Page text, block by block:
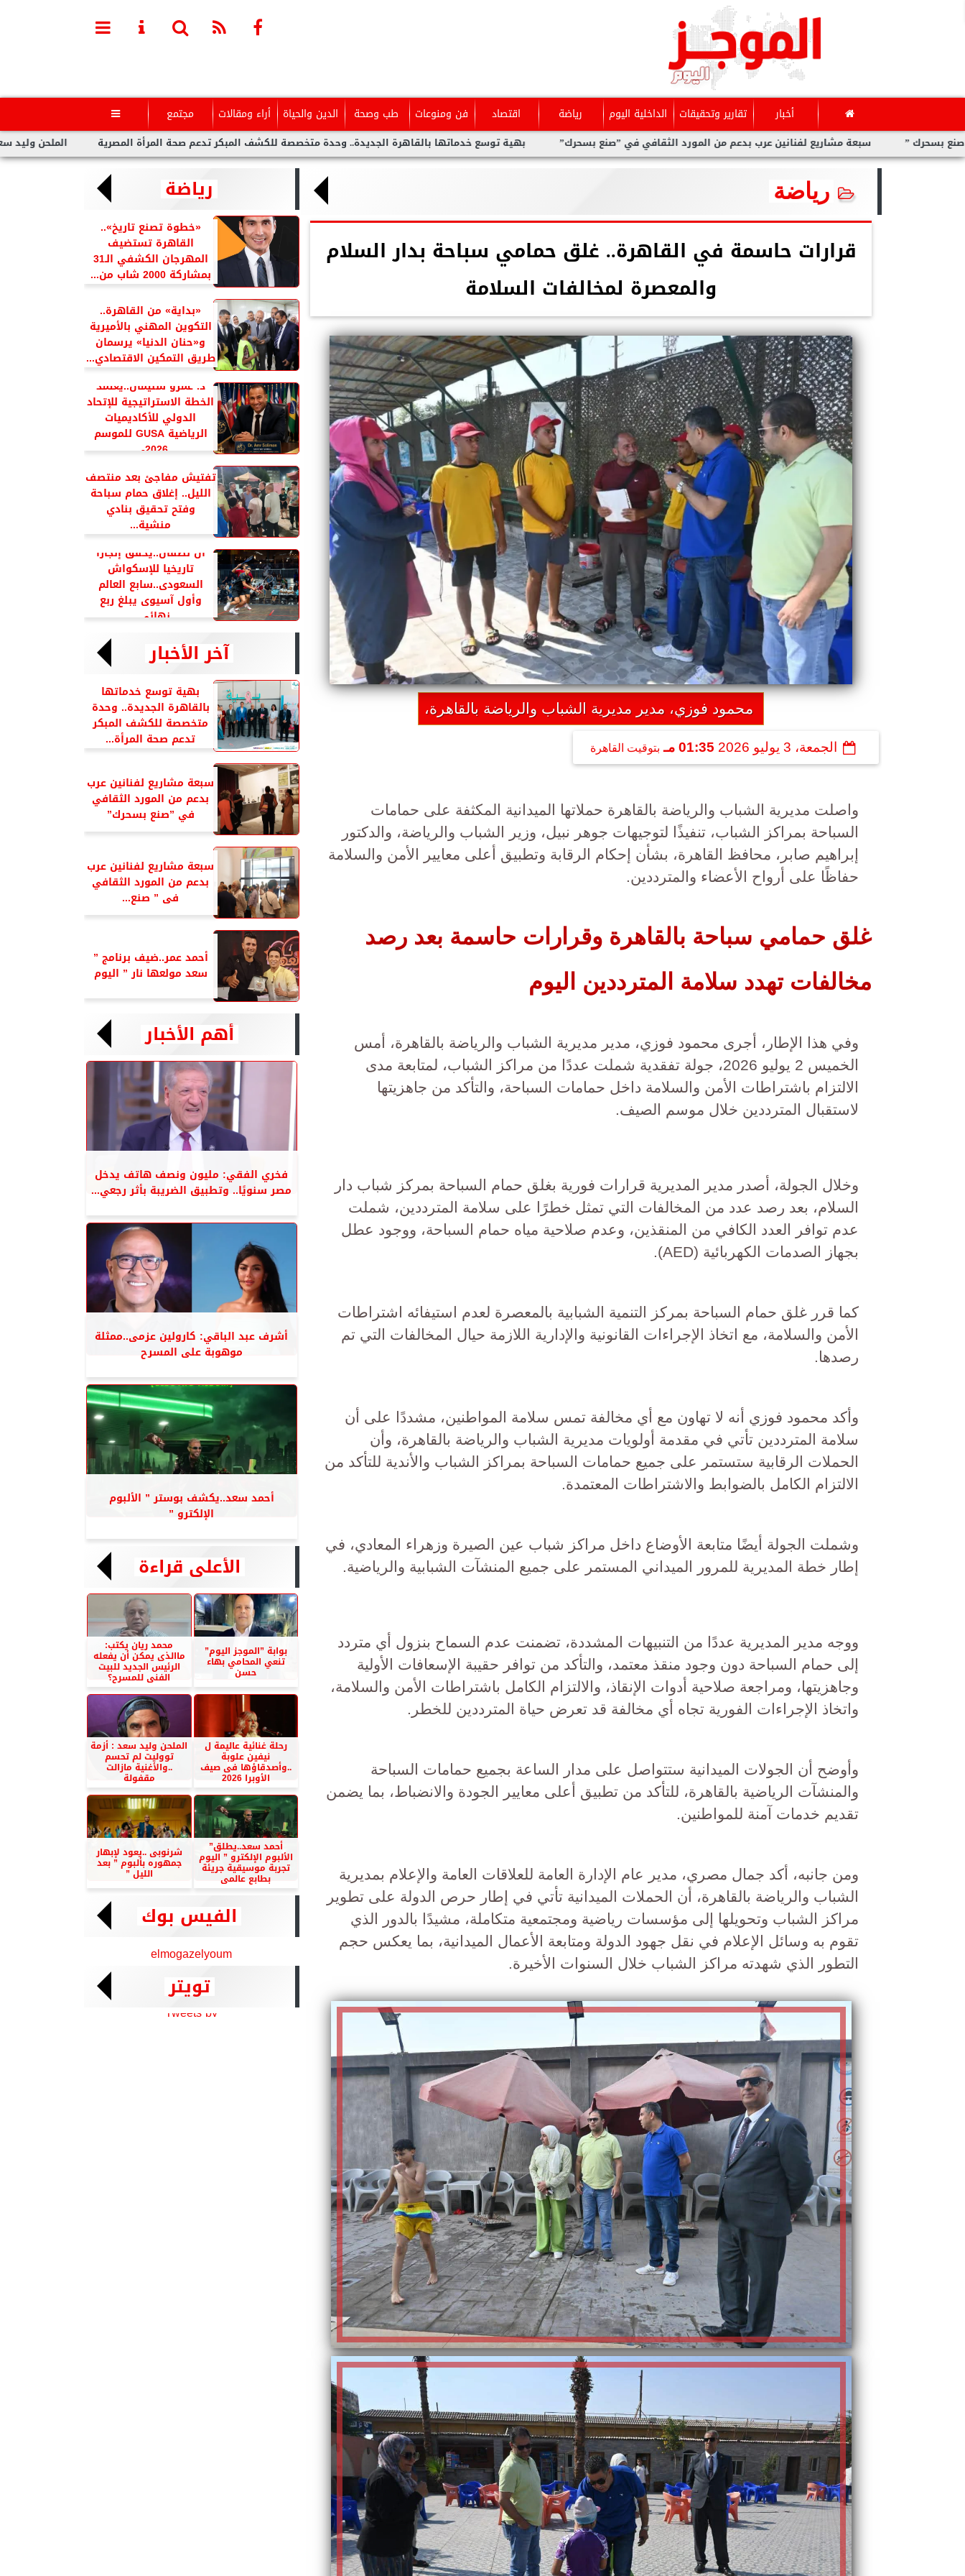
أخبار تقارير وتحقيقات الداخلية اليوم رياضة اقتصاد فن ومنوعات طب وصحة الدين والحياة أراء ومقالات مجتمع 
الملحن وليد سعد : أزمة بهية توسع خدماتها بالقاهرة الجديدة.. وحدة متخصصة للكشف المبكر تدعم صحة المرأة المصرية سبعة مشاريع لفنانين عرب بدعم من المورد الثقافي في ”صنع بسحرك”
رياضة
قرارات حاسمة في القاهرة.. غلق حمامي سباحة بدار السلام
والمعصرة لمخالفات السلامة
محمود فوزي، مدير مديرية الشباب والرياضة بالقاهرة،
الجمعة، 3 يوليو 2026 01:35 مـ بتوقيت القاهرة
واصلت مديرية الشباب والرياضة بالقاهرة حملاتها الميدانية المكثفة على حمامات
السباحة بمراكز الشباب، تنفيذًا لتوجيهات جوهر نبيل، وزير الشباب والرياضة، والدكتور
إبراهيم صابر، محافظ القاهرة، بشأن إحكام الرقابة وتطبيق أعلى معايير الأمن والسلامة
حفاظًا على أرواح الأعضاء والمترددين.
غلق حمامي سباحة بالقاهرة وقرارات حاسمة بعد رصد
مخالفات تهدد سلامة المترددين اليوم
وفي هذا الإطار، أجرى محمود فوزي، مدير مديرية الشباب والرياضة بالقاهرة، أمس
الخميس 2 يوليو 2026، جولة تفقدية شملت عددًا من مراكز الشباب، لمتابعة مدى
الالتزام باشتراطات الأمن والسلامة داخل حمامات السباحة، والتأكد من جاهزيتها
لاستقبال المترددين خلال موسم الصيف.
وخلال الجولة، أصدر مدير المديرية قرارات فورية بغلق حمام السباحة بمركز شباب دار
السلام، بعد رصد عدد من المخالفات التي تمثل خطرًا على سلامة المترددين، شملت
عدم توافر العدد الكافي من المنقذين، وعدم صلاحية مياه حمام السباحة، ووجود عطل
بجهاز الصدمات الكهربائية (AED).
كما قرر غلق حمام السباحة بمركز التنمية الشبابية بالمعصرة لعدم استيفائه اشتراطات
الأمن والسلامة، مع اتخاذ الإجراءات القانونية والإدارية اللازمة حيال المخالفات التي تم
رصدها.
وأكد محمود فوزي أنه لا تهاون مع أي مخالفة تمس سلامة المواطنين، مشددًا على أن
سلامة المترددين تأتي في مقدمة أولويات مديرية الشباب والرياضة بالقاهرة، وأن
الحملات الرقابية ستستمر على جميع حمامات السباحة بمراكز الشباب والأندية للتأكد من
الالتزام الكامل بالضوابط والاشتراطات المعتمدة.
وشملت الجولة أيضًا متابعة الأوضاع داخل مراكز شباب عين الصيرة وزهراء المعادي، في
إطار خطة المديرية للمرور الميداني المستمر على جميع المنشآت الشبابية والرياضية.
ووجه مدير المديرية عددًا من التنبيهات المشددة، تضمنت عدم السماح بنزول أي متردد
إلى حمام السباحة دون وجود منقذ معتمد، والتأكد من توافر حقيبة الإسعافات الأولية
وجاهزيتها، ومراجعة صلاحية أدوات الإنقاذ، والالتزام الكامل باشتراطات الأمن والسلامة،
واتخاذ الإجراءات الفورية تجاه أي مخالفة قد تعرض حياة المترددين للخطر.
وأوضح أن الجولات الميدانية ستتواصل على مدار الساعة بجميع حمامات السباحة
والمنشآت الرياضية بالقاهرة، للتأكد من تطبيق أعلى معايير الجودة والانضباط، بما يضمن
تقديم خدمات آمنة للمواطنين.
ومن جانبه، أكد جمال مصري، مدير عام الإدارة العامة للعلاقات العامة والإعلام بمديرية
الشباب والرياضة بالقاهرة، أن الحملات الميدانية تأتي في إطار حرص الدولة على تطوير
مراكز الشباب وتحويلها إلى مؤسسات رياضية ومجتمعية متكاملة، مشيدًا بالدور الذي
تقوم به وسائل الإعلام في نقل جهود الدولة ومتابعة الأعمال الميدانية، بما يعكس حجم
التطور الذي شهدته مراكز الشباب خلال السنوات الأخيرة.
رياضة
«خطوة تصنع تاريخ»..
القاهرة تستضيف
المهرجان الكشفي الـ31
بمشاركة 2000 شاب من...
«بداية» من القاهرة..
التكوين المهني بالأميرية
و«حنان الدنيا» يرسمان
طريق التمكين الاقتصادي...
د. عمرو سليمان..يعتمد
الخطة الاستراتيجية للإتحاد
الدولي للأكاديميات
الرياضية GUSA للموسم
2026-...
تفتيش مفاجئ بعد منتصف
الليل.. إغلاق حمام سباحة
وفتح تحقيق بنادي
منشية...
آل نصفان..يحقق إنجازا
تاريخيا للإسكواش
السعودى..سابع العالم
وأول آسيوى يبلغ ربع
نهائي...
آخر الأخبار
بهية توسع خدماتها
بالقاهرة الجديدة.. وحدة
متخصصة للكشف المبكر
تدعم صحة المرأة...
سبعة مشاريع لفنانين عرب
بدعم من المورد الثقافي
في ”صنع بسحرك”
سبعة مشاريع لفنانين عرب
بدعم من المورد الثقافي
فى ” صنع...
أحمد عمر..ضيف برنامج ”
سعد مولعها نار ” اليوم
أهم الأخبار
فخري الفقي: مليون ونصف هاتف يدخل
مصر سنويًا.. وتطبيق الضريبة بأثر رجعي...
أشرف عبد الباقي: كارولين عزمى..ممثلة
موهوبة على المسرح
أحمد سعد..يكشف بوستر ” الألبوم
الإلكترو ”
الأعلى قراءة
بوابة ”الموجز اليوم”
تنعي المحامي بهاء
حسن
محمد ريان يكتب:
ماالذى يمكن أن يفعله
الرئيس الجديد للبيت
الفنى للمسرح؟
رحلة غنائية عاليمة ل
نيفين علوبة
..وأصدقاؤها فى صيف
الأوبرا 2026
الملحن وليد سعد : أزمة
تووليت لم تحسم
..والأغنية مازالت
مقفولة
أحمد سعد..يطلق”
الألبوم الإلكترو ” اليوم
تجربة موسيقية جريئة
بطابع عالمى
شرنوبى ..يعود لإبهار
جمهوره بألبوم ” بعد
الليل ”
الفيس بوك
elmogazelyoum
تويتر
Tweets by